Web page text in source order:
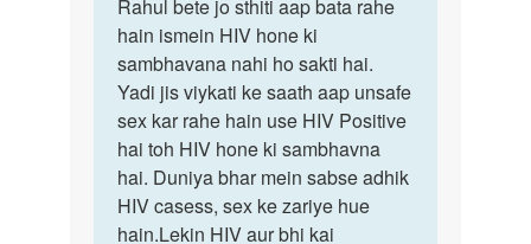
Medam
ji
kya
hiv
kapdo
NAA…
by
Rahul
Rahul
bete
jo
sthiti
aap…
Rahul bete jo sthiti aap bata rahe
hain ismein HIV hone ki
sambhavana nahi ho sakti hai.
Yadi jis viykati ke saath aap unsafe
sex kar rahe hain use HIV Positive
hai toh HIV hone ki sambhavna
hai. Duniya bhar mein sabse adhik
HIV casess, sex ke zariye hue
hain.Lekin HIV aur bhi kai